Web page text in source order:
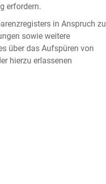
erfordern.
in Anspruch zu
sowie weitere
über das Aufspüren von
hierzu erlassenen